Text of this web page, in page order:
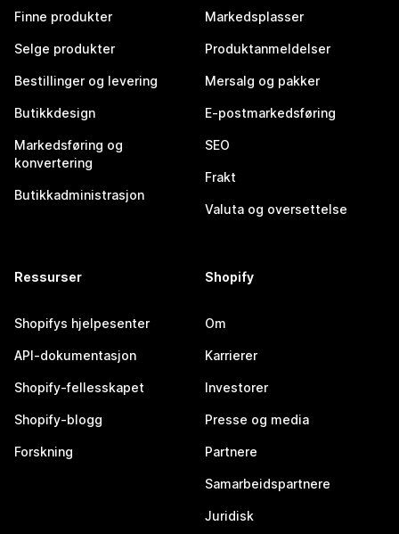
Finne produkter
Selge produkter
Bestillinger og levering
Butikkdesign
Markedsføring og
konvertering
Butikkadministrasjon
Markedsplasser
Produktanmeldelser
Mersalg og pakker
E-postmarkedsføring
SEO
Frakt
Valuta og oversettelse
Ressurser
Shopifys hjelpesenter
API-dokumentasjon
Shopify-fellesskapet
Shopify-blogg
Forskning
Shopify
Om
Karrierer
Investorer
Presse og media
Partnere
Samarbeidspartnere
Juridisk